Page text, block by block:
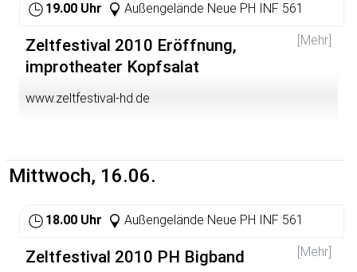
19.00 Uhr Außengelände Neue PH INF 561
[Mehr]
Zeltfestival 2010 Eröffnung,
improtheater Kopfsalat
www.zeltfestival-hd.de
Mittwoch, 16.06.
18.00 Uhr Außengelände Neue PH INF 561
[Mehr]
Zeltfestival 2010 PH Bigband